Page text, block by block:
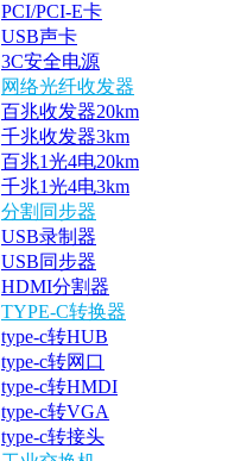
PCI/PCI-E卡
USB声卡
3C安全电源
网络光纤收发器
百兆收发器20km
千兆收发器3km
百兆1光4电20km
千兆1光4电3km
分割同步器
USB录制器
USB同步器
HDMI分割器
TYPE-C转换器
type-c转HUB
type-c转网口
type-c转HMDI
type-c转VGA
type-c转接头